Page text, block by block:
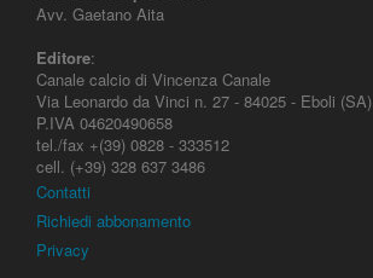
Avv. Gaetano Aita
Editore:
Canale calcio di Vincenza Canale
Via Leonardo da Vinci n. 27 - 84025 - Eboli (SA)
P.IVA 04620490658
tel./fax +(39) 0828 - 333512
cell. (+39) 328 637 3486
Contatti
Richiedi abbonamento
Privacy